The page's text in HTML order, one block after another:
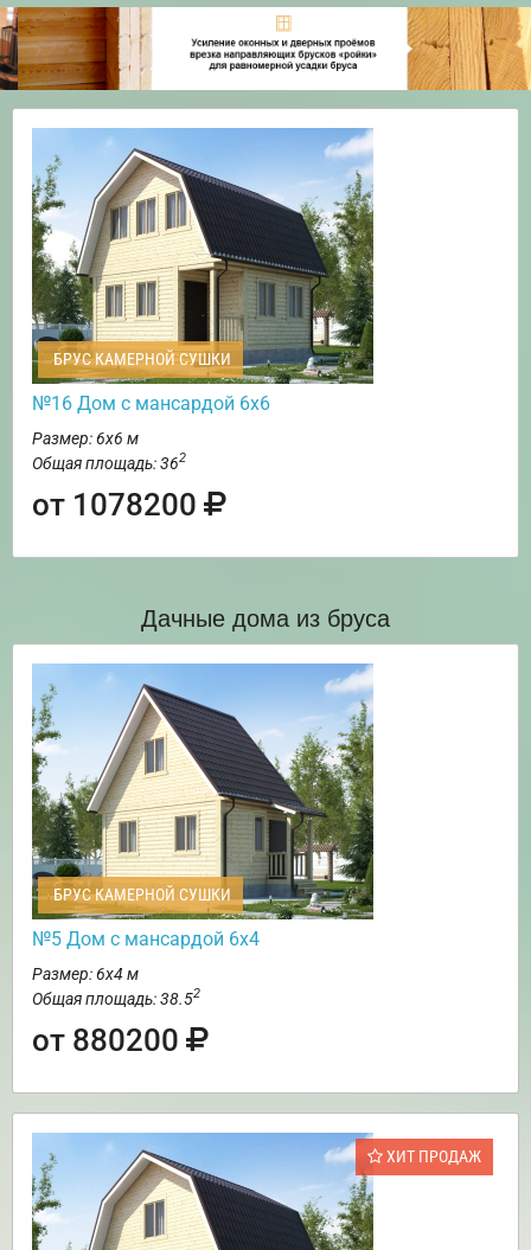
БРУС КАМЕРНОЙ СУШКИ
№16 Дом с мансардой 6х6
Размер: 6х6 м
Общая площадь: 362
от 1078200
Дачные дома из бруса
БРУС КАМЕРНОЙ СУШКИ
№5 Дом с мансардой 6х4
Размер: 6х4 м
Общая площадь: 38.52
от 880200
ХИТ ПРОДАЖ